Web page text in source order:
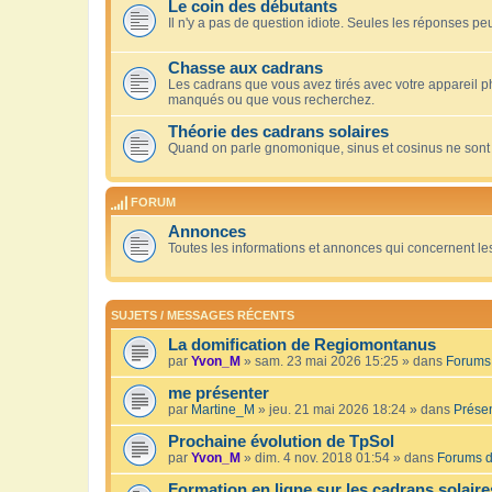
Le coin des débutants
Il n'y a pas de question idiote. Seules les réponses
Chasse aux cadrans
Les cadrans que vous avez tirés avec votre appareil
manqués ou que vous recherchez.
Théorie des cadrans solaires
Quand on parle gnomonique, sinus et cosinus ne
FORUM
Annonces
Toutes les informations et annonces qui concernent
SUJETS / MESSAGES RÉCENTS
La domification de Regiomontanus
par Yvon_M » sam. 23 mai 2026 15:25 » dans
me présenter
par Martine_M » jeu. 21 mai 2026 18:24 » dans
Prochaine évolution de TpSol
par Yvon_M » dim. 4 nov. 2018 01:54 » dans Forums